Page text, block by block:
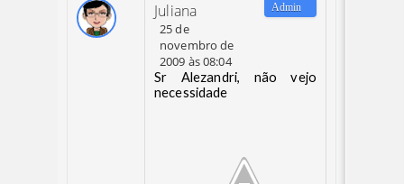
Juliana
25 de
novembro de
2009 às 08:04
Sr Alezandri, não vejo
necessidade